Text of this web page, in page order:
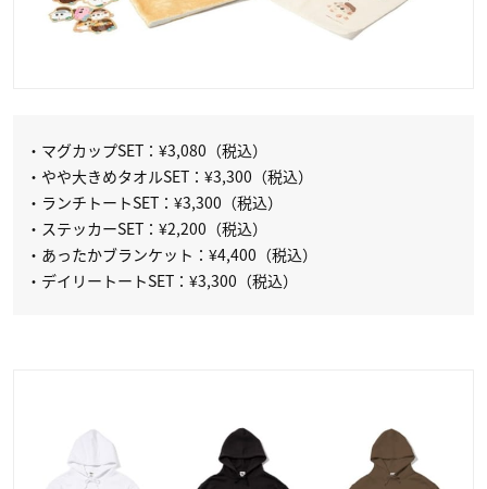
・マグカップSET：¥3,080（税込）
・やや大きめタオルSET：¥3,300（税込）
・ランチトートSET：¥3,300（税込）
・ステッカーSET：¥2,200（税込）
・あったかブランケット：¥4,400（税込）
・デイリートートSET：¥3,300（税込）